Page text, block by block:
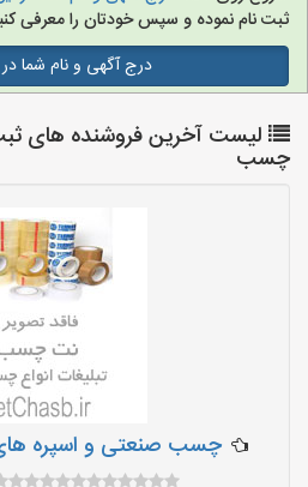
ثبت نام نموده و سپس خودتان را معرفی
درج آگهی و نام شما
لیست آخرین فروشنده های
چسب
چسب صنعتی و اسپره